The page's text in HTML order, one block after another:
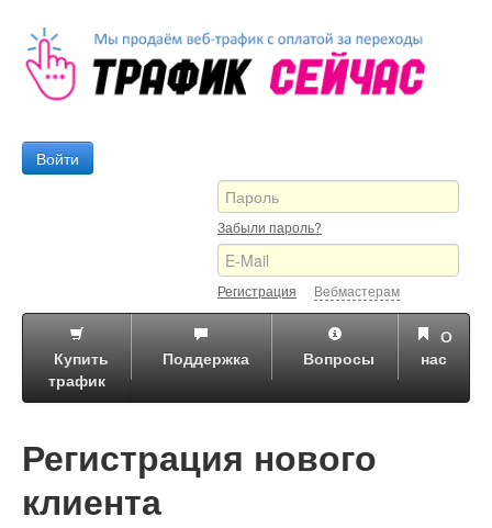
Войти
Забыли пароль?
Регистрация Вебмастерам
Купить
трафик
Поддержка Вопросы
О
нас
Регистрация нового
клиента